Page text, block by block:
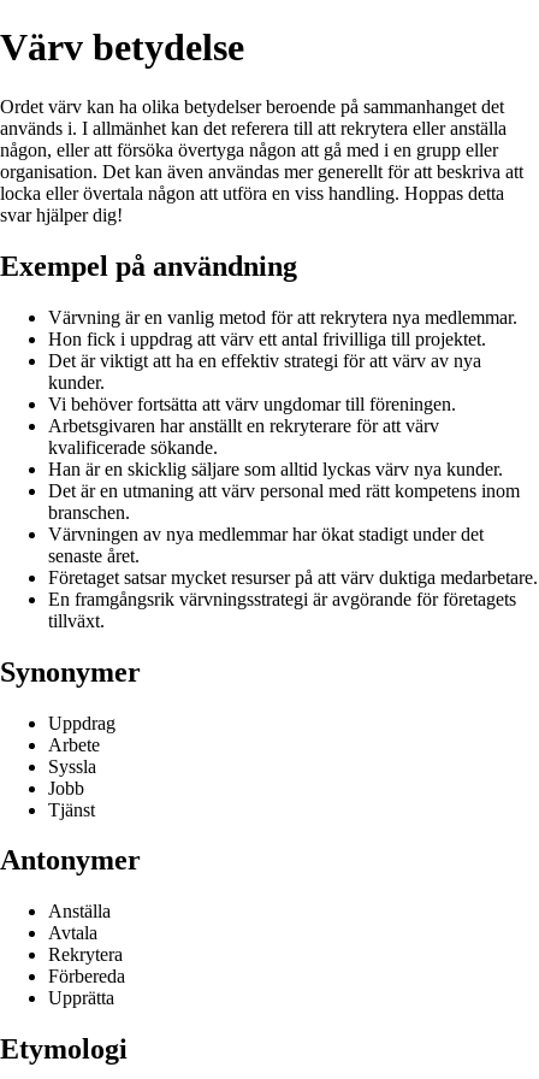
Värv betydelse
Ordet värv kan ha olika betydelser beroende på sammanhanget det
används i. I allmänhet kan det referera till att rekrytera eller anställa
någon, eller att försöka övertyga någon att gå med i en grupp eller
organisation. Det kan även användas mer generellt för att beskriva att
locka eller övertala någon att utföra en viss handling. Hoppas detta
svar hjälper dig!
Exempel på användning
Värvning är en vanlig metod för att rekrytera nya medlemmar.
Hon fick i uppdrag att värv ett antal frivilliga till projektet.
Det är viktigt att ha en effektiv strategi för att värv av nya
kunder.
Vi behöver fortsätta att värv ungdomar till föreningen.
Arbetsgivaren har anställt en rekryterare för att värv
kvalificerade sökande.
Han är en skicklig säljare som alltid lyckas värv nya kunder.
Det är en utmaning att värv personal med rätt kompetens inom
branschen.
Värvningen av nya medlemmar har ökat stadigt under det
senaste året.
Företaget satsar mycket resurser på att värv duktiga medarbetare.
En framgångsrik värvningsstrategi är avgörande för företagets
tillväxt.
Synonymer
Uppdrag
Arbete
Syssla
Jobb
Tjänst
Antonymer
Anställa
Avtala
Rekrytera
Förbereda
Upprätta
Etymologi